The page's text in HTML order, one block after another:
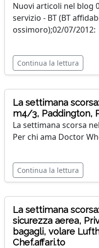
Nuovi articoli nel blog
servizio - BT (BT
ossimoro);02/07/2012:
Continua la lettura
La settimana
m4/3, Paddington,
La settimana scorsa
Per chi ama Doctor
Continua la lettura
La settimana
sicurezza aerea,
bagagli, volare
Chef.affari.to